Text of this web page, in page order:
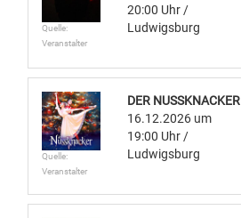
Quelle:
Veranstalter
20:00 Uhr /
Ludwigsburg
Quelle:
Veranstalter
DER NUSSKNACKER
16.12.2026 um
19:00 Uhr /
Ludwigsburg